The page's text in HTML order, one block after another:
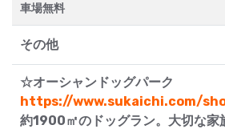
車場無料
その他
☆オーシャンドッグパーク
https://www.sukaichi.com/
約1900㎡のドッグラン。大切な家